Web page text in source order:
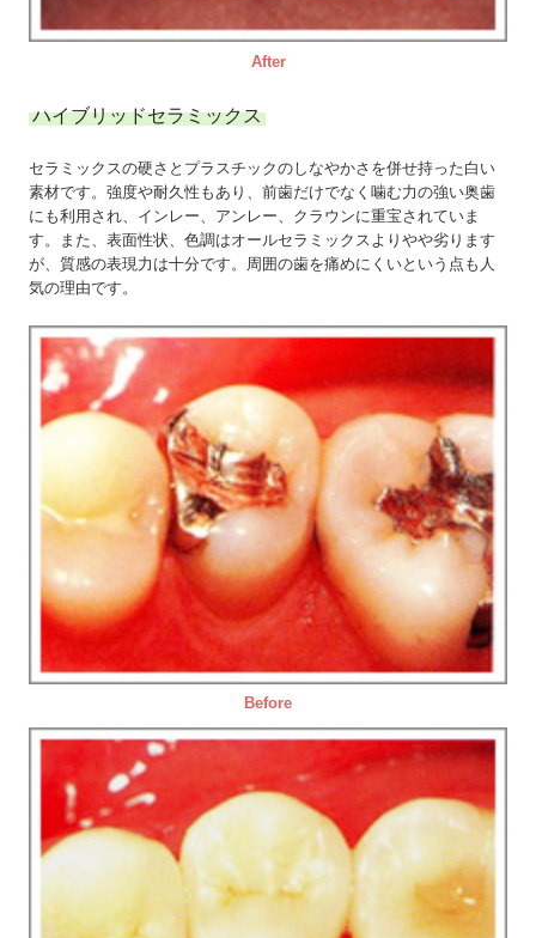
After
ハイブリッドセラミックス
セラミックスの硬さとプラスチックのしなやかさを併せ持った白い
素材です。強度や耐久性もあり、前歯だけでなく噛む力の強い奥歯
にも利用され、インレー、アンレー、クラウンに重宝されていま
す。また、表面性状、色調はオールセラミックスよりやや劣ります
が、質感の表現力は十分です。周囲の歯を痛めにくいという点も人
気の理由です。
Before